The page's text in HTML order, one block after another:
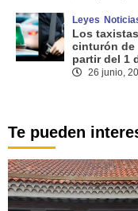
Leyes
Los
cinturón de
partir del 1
26 junio,
Te pueden